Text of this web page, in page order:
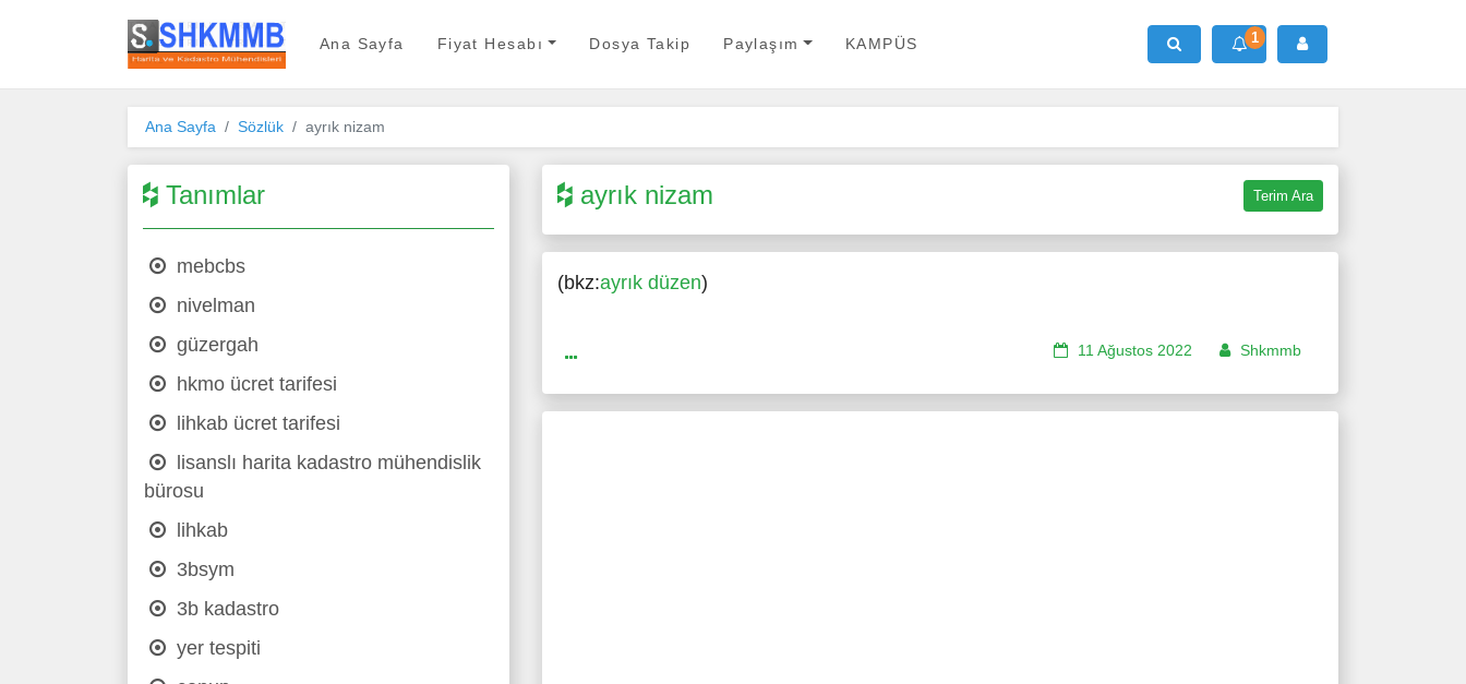
SHKMMB
Ana Sayfa Fiyat Hesabı Dosya Takip Paylaşım KAMPÜS Ara 1
Ana Sayfa Sözlük ayrık nizam
Tanımlar
mebcbs
nivelman
güzergah
hkmo ücret tarifesi
lihkab ücret tarifesi
lisanslı harita kadastro mühendislik
bürosu
lihkab
3bsym
3b kadastro
yer tespiti
ayrık nizam Terim Ara
(bkz:ayrık düzen)
11 Ağustos 2022 Shkmmb